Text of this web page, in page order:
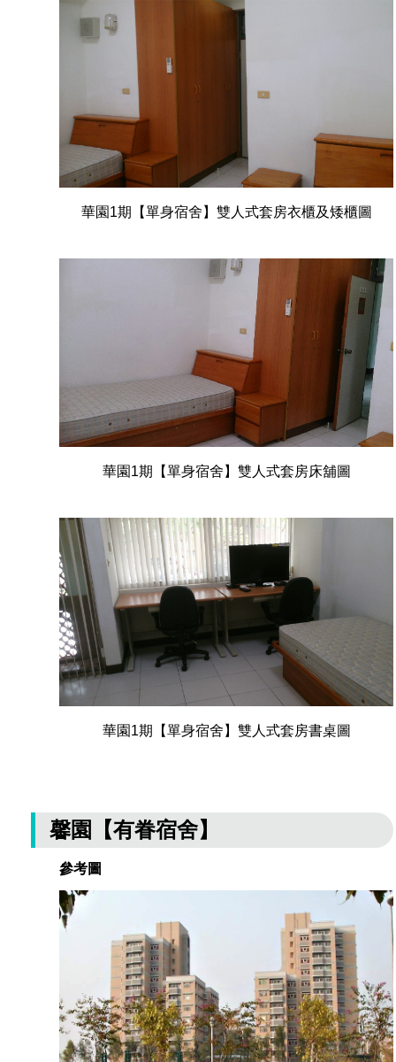
華園1期【單身宿舍】雙人式套房衣櫃及矮櫃圖
華園1期【單身宿舍】雙人式套房床舖圖
華園1期【單身宿舍】雙人式套房書桌圖
馨園【有眷宿舍】
參考圖